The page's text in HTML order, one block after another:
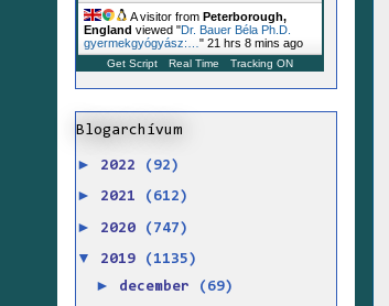
A visitor from Peterborough,
England viewed "Dr. Bauer Béla Ph.D.
gyermekgyógyász:… " 21 hrs 8 mins ago
Get Script Real Time Tracking ON
Blogarchívum
► 2022 (92)
► 2021 (612)
► 2020 (747)
▼ 2019 (1135)
► december (69)